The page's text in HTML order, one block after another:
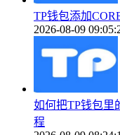
TP钱包添加
2026-08-09
如何把TP钱包里
程